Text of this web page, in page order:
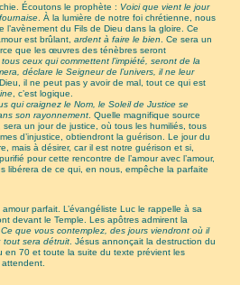
Écoutons le prophète : Voici que vient le jour
. À la lumière de notre foi chrétienne, nous
l’avènement du Fils de Dieu dans la gloire. Ce
est brûlant, ardent à faire le bien . Ce sera un
que les œuvres des ténèbres seront
ceux qui commettent l’impiété, seront de la
déclare le Seigneur de l’univers, il ne leur
il ne peut pas y avoir de mal, tout ce qui est
, c’est logique.
qui craignez le Nom, le Soleil de Justice se
son rayonnement. Quelle magnifique source
sera un jour de justice, où tous les humiliés, tous
d’injustice, obtiendront la guérison. Le jour du
mais à désirer, car il est notre guérison et si,
pour cette rencontre de l’amour avec l’amour,
libérera de ce qui, en nous, empêche la parfaite
parfait. L’évangéliste Luc le rappelle à sa
devant le Temple. Les apôtres admirent la
Ce que vous contemplez, des jours viendront où il
tout sera détruit. Jésus annonçait la destruction du
en 70 et toute la suite du texte prévient les